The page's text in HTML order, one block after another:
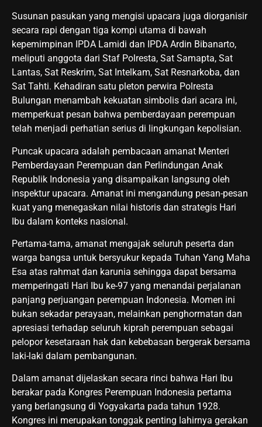
Susunan pasukan yang mengisi upacara juga diorganisir
secara rapi dengan tiga kompi utama di bawah
kepemimpinan IPDA Lamidi dan IPDA Ardin Bibanarto,
meliputi anggota dari Staf Polresta, Sat Samapta, Sat
Lantas, Sat Reskrim, Sat Intelkam, Sat Resnarkoba, dan
Sat Tahti. Kehadiran satu pleton perwira Polresta
Bulungan menambah kekuatan simbolis dari acara ini,
memperkuat pesan bahwa pemberdayaan perempuan
telah menjadi perhatian serius di lingkungan kepolisian.
Puncak upacara adalah pembacaan amanat Menteri
Pemberdayaan Perempuan dan Perlindungan Anak
Republik Indonesia yang disampaikan langsung oleh
inspektur upacara. Amanat ini mengandung pesan-pesan
kuat yang menegaskan nilai historis dan strategis Hari
Ibu dalam konteks nasional.
Pertama-tama, amanat mengajak seluruh peserta dan
warga bangsa untuk bersyukur kepada Tuhan Yang Maha
Esa atas rahmat dan karunia sehingga dapat bersama
memperingati Hari Ibu ke-97 yang menandai perjalanan
panjang perjuangan perempuan Indonesia. Momen ini
bukan sekadar perayaan, melainkan penghormatan dan
apresiasi terhadap seluruh kiprah perempuan sebagai
pelopor kesetaraan hak dan kebebasan bergerak bersama
laki-laki dalam pembangunan.
Dalam amanat dijelaskan secara rinci bahwa Hari Ibu
berakar pada Kongres Perempuan Indonesia pertama
yang berlangsung di Yogyakarta pada tahun 1928.
Kongres ini merupakan tonggak penting lahirnya gerakan